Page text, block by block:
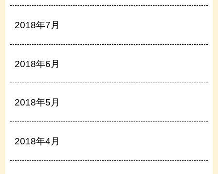
2018年7月
2018年6月
2018年5月
2018年4月